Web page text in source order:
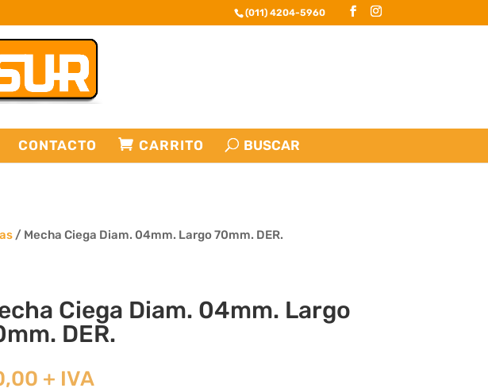
(011) 4204-5960
CONTACTO CARRITO
/ Mecha Ciega Diam. 04mm. Largo 70mm. DER.
Ciega Diam. 04mm. Largo
DER.
+ IVA